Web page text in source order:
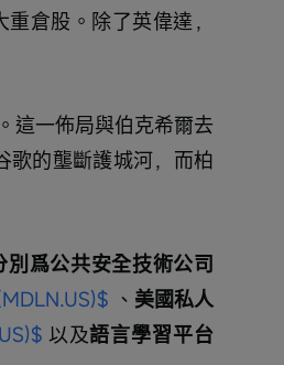
倉股。除了英偉達，
這一佈局與伯克希爾去
歌的壟斷護城河，而柏
爲公共安全技術公司
、 美國私人
以及語言學習平台